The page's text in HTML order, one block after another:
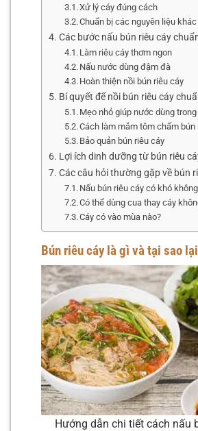
Xử lý cáy đúng cách
Chuẩn bị các nguyên liệu khác
Các bước nấu bún riêu cáy
Làm riêu cáy thơm ngon
Nấu nước dùng đậm đà
Hoàn thiện nồi bún riêu cáy
Bí quyết để nồi bún riêu cáy
Mẹo nhỏ giúp nước dùng
Cách làm mắm tôm chấm bún
Bảo quản bún riêu cáy
Lợi ích dinh dưỡng từ bún riêu
Các câu hỏi thường gặp về bún
Nấu bún riêu cáy có khó
Có thể dùng cua thay cáy
Cáy có vào mùa nào?
Bún riêu cáy là gì và tại sao
Hướng dẫn chi tiết cách nấu